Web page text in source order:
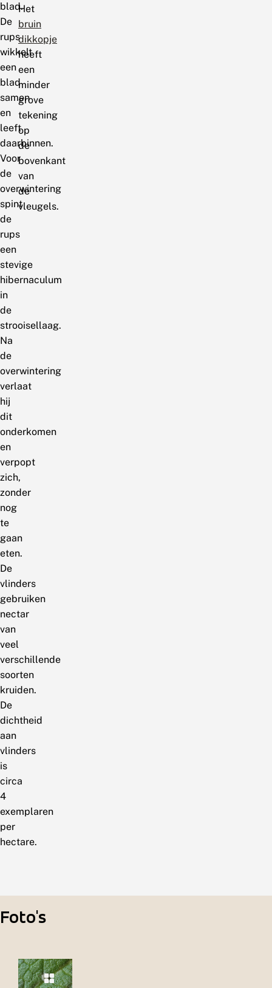
blad.
De
rups
wikkelt
een
blad
samen
en
leeft
daarbinnen.
Voor
de
overwintering
spint
de
rups
een
stevige
hibernaculum
in
de
strooisellaag.
Na
de
overwintering
verlaat
hij
dit
onderkomen
en
verpopt
zich,
zonder
nog
te
gaan
eten.
De
vlinders
gebruiken
nectar
van
veel
verschillende
soorten
kruiden.
De
dichtheid
aan
vlinders
is
circa
4
exemplaren
per
hectare.
Het
bruin
dikkopje
heeft
een
minder
grove
tekening
op
de
bovenkant
van
de
vleugels.
Foto's